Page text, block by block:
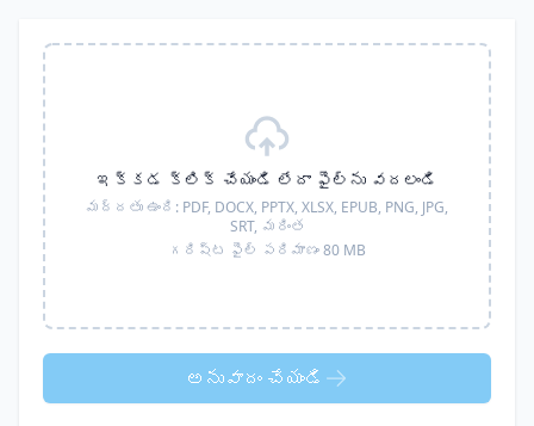
ఇక్కడ క్లిక్ చేయండి లేదా ఫైల్‌ను వదలండి
మద్దతు ఉంది: PDF, DOCX, PPTX, XLSX, EPUB, PNG, JPG,
SRT, మరింత
గరిష్ట ఫైల్ పరిమాణం 80 MB
అనువాదం చేయండి